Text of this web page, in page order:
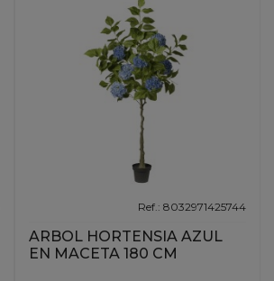
Ref.: 8032971425744
ARBOL HORTENSIA AZUL
EN MACETA 180 CM